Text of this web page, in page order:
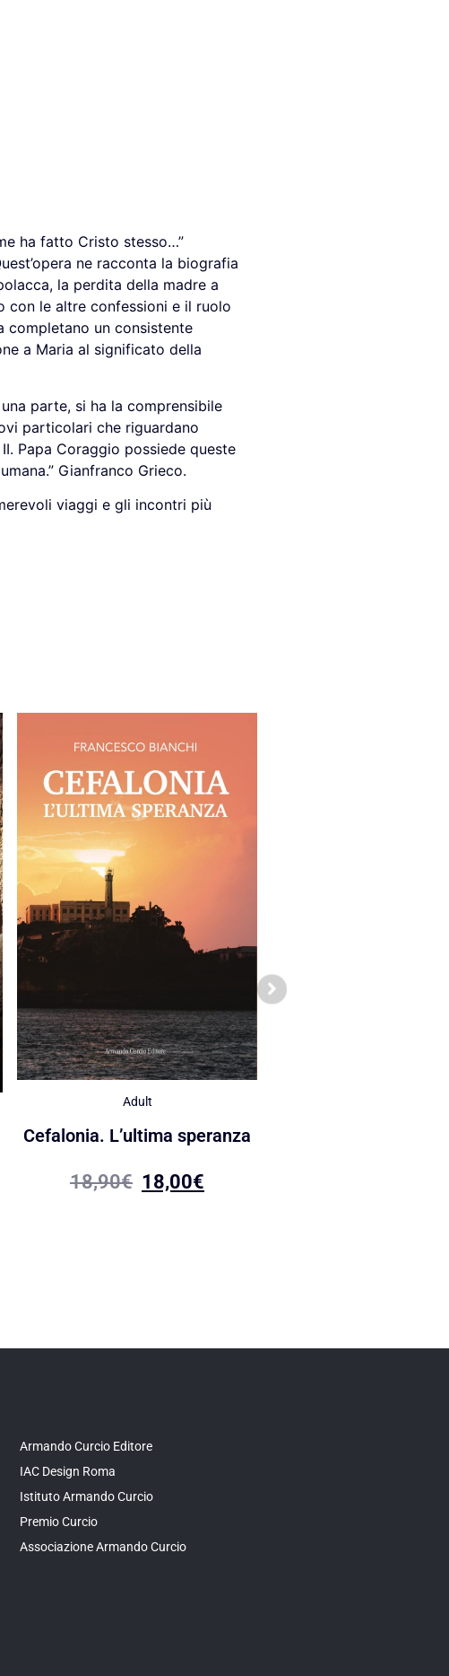
ha fatto Cristo stesso…”
ne racconta la biografia
la perdita della madre a
con le altre confessioni e il ruolo
completano un consistente
a Maria al significato della
parte, si ha la comprensibile
particolari che riguardano
Papa Coraggio possiede queste
Gianfranco Grieco.
viaggi e gli incontri più
Adult
Cefalonia. L’ultima speranza
18,90€ 18,00€
Armando Curcio Editore
IAC Design Roma
Istituto Armando Curcio
Premio Curcio
Associazione Armando Curcio